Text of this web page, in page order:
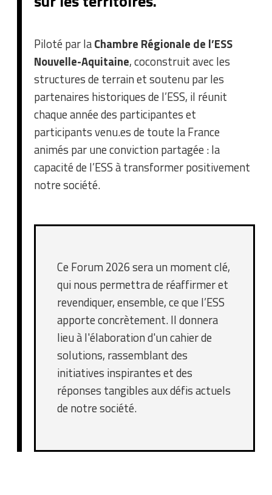
Piloté par laChambre Régionale de l’ESS
Nouvelle-Aquitaine, coconstruit avec les
structures de terrain et soutenu par les
partenaires historiques de l’ESS, il réunit
chaque année des participantes et
participants venu.es de toute la France
animés par une conviction partagée : la
capacité de l’ESS à transformer positivement
notre société.
Ce Forum 2026 sera un moment clé,
qui nous permettra de réaffirmer et
revendiquer, ensemble, ce que l’ESS
apporte concrètement. Il donnera
lieu à l'élaboration d'un cahier de
solutions, rassemblant des
initiatives inspirantes et des
réponses tangibles aux défis actuels
de notre société.